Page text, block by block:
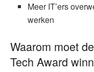
Meer IT’ers
werken
Waarom moet
Tech Award